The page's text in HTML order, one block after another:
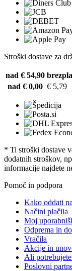
Stroški dostave za
nad € 54,90
nad € 0,00 € 5,79
* Ti stroški dostave
dodatnih stroškov,
informacije najdete
Pomoč in podpora
Kako oddati
Načini plačila
Moj
Odprema in
Vračila
Akcije in
Ali
Poslovni